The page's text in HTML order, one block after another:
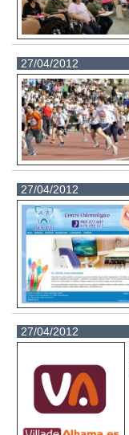
27/04/2012
27/04/2012
27/04/2012